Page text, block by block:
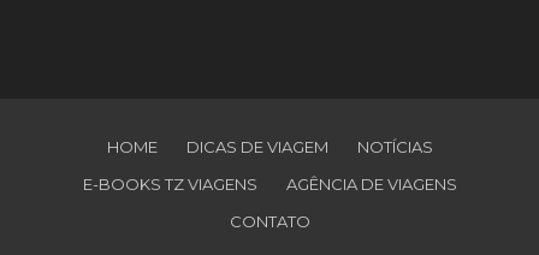
HOME DICAS DE VIAGEM
NOTÍCIAS
E-BOOKS TZ VIAGENS
AGÊNCIA DE VIAGENS
CONTATO